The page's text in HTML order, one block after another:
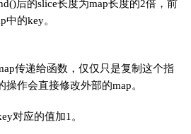
后的slice长度为map长度的2倍，前
的key。
传递给函数，仅仅只是复制这个指
作会直接修改外部的map。
对应的值加1。